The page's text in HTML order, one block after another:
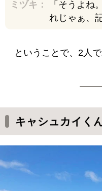
ミヅキ：
「そうよね
れじゃぁ、
ということで、2人で
キャシュカイく